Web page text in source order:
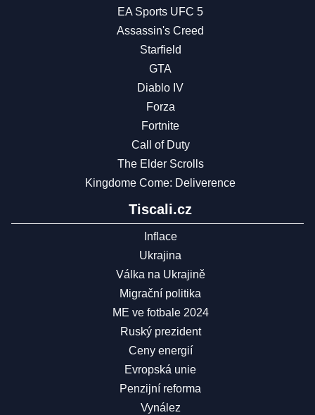
EA Sports UFC 5
Assassin's Creed
Starfield
GTA
Diablo IV
Forza
Fortnite
Call of Duty
The Elder Scrolls
Kingdome Come: Deliverence
Tiscali.cz
Inflace
Ukrajina
Válka na Ukrajině
Migrační politika
ME ve fotbale 2024
Ruský prezident
Ceny energií
Evropská unie
Penzijní reforma
Vynález